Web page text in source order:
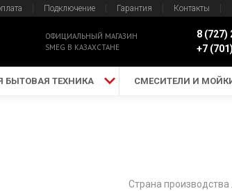
Подключение Гарантия Контакты
ОФИЦИАЛЬНЫЙ МАГАЗИН
SMEG В КАЗАХСТАНЕ
8 (727)
+7
БЫТОВАЯ ТЕХНИКА СМЕСИТЕЛИ И
Страна производства